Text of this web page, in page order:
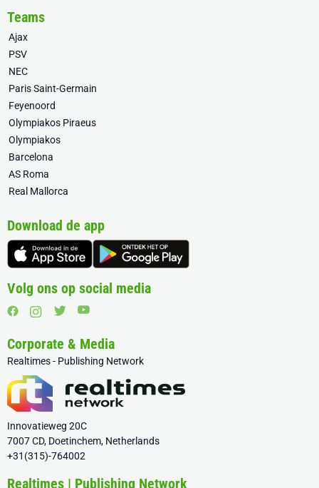
Teams
Ajax
PSV
NEC
Paris Saint-Germain
Feyenoord
Olympiakos Piraeus
Olympiakos
Barcelona
AS Roma
Real Mallorca
Download de app
Volg ons op social media
Corporate & Media
Realtimes - Publishing Network
Innovatieweg 20C
7007 CD, Doetinchem, Netherlands
+31(315)-764002
Realtimes | Publishing Network